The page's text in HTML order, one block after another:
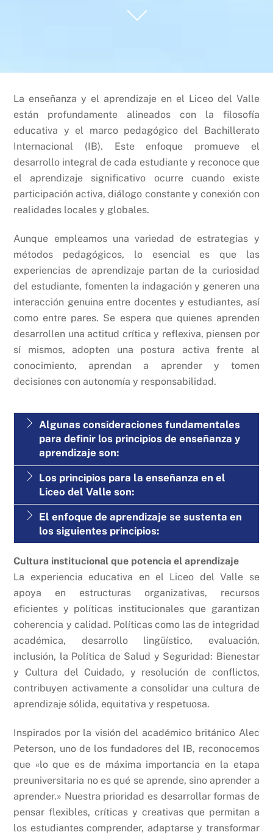
La enseñanza y el aprendizaje en el Liceo del Valle
están profundamente alineados con la filosofía
educativa y el marco pedagógico del Bachillerato
Internacional (IB). Este enfoque promueve el
desarrollo integral de cada estudiante y reconoce que
el aprendizaje significativo ocurre cuando existe
participación activa, diálogo constante y conexión con
realidades locales y globales.
Aunque empleamos una variedad de estrategias y
métodos pedagógicos, lo esencial es que las
experiencias de aprendizaje partan de la curiosidad
del estudiante, fomenten la indagación y generen una
interacción genuina entre docentes y estudiantes, así
como entre pares. Se espera que quienes aprenden
desarrollen una actitud crítica y reflexiva, piensen por
sí mismos, adopten una postura activa frente al
conocimiento, aprendan a aprender y tomen
decisiones con autonomía y responsabilidad.
Algunas consideraciones fundamentales
para definir los principios de enseñanza y
aprendizaje son:
Los principios para la enseñanza en el
Liceo del Valle son:
El enfoque de aprendizaje se sustenta en
los siguientes principios:
Cultura institucional que potencia el aprendizaje
La experiencia educativa en el Liceo del Valle se
apoya en estructuras organizativas, recursos
eficientes y políticas institucionales que garantizan
coherencia y calidad. Políticas como las de integridad
académica, desarrollo lingüístico, evaluación,
inclusión, la Política de Salud y Seguridad: Bienestar
y Cultura del Cuidado, y resolución de conflictos,
contribuyen activamente a consolidar una cultura de
aprendizaje sólida, equitativa y respetuosa.
Inspirados por la visión del académico británico Alec
Peterson, uno de los fundadores del IB, reconocemos
que «lo que es de máxima importancia en la etapa
preuniversitaria no es qué se aprende, sino aprender a
aprender.» Nuestra prioridad es desarrollar formas de
pensar flexibles, críticas y creativas que permitan a
los estudiantes comprender, adaptarse y transformar